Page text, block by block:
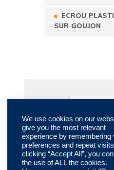
ECROU
SUR GOUJON
We use cookies on our
give you the most relevant
experience by remembering
preferences and repeat
clicking “Accept All”, you
the use of ALL the cookies.